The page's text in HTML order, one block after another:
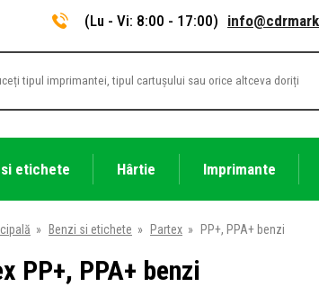
(Lu - Vi: 8:00 - 17:00)
etichete Hârtie Imprimante
» Benzi si etichete » Partex » PP+, PPA+ benzi
PP+, PPA+ benzi